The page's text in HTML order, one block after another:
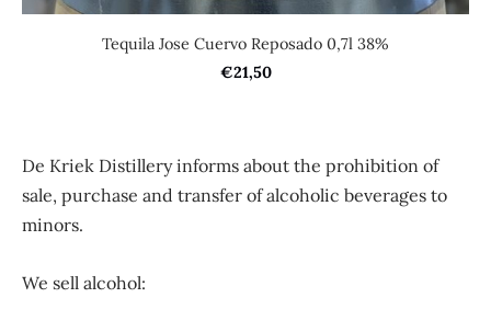
De Kriek Distillery informs about the prohibition of
sale, purchase and transfer of alcoholic beverages to
minors.
We sell alcohol:
Tequila Jose Cuervo Reposado 0,7l 38%
€21,50